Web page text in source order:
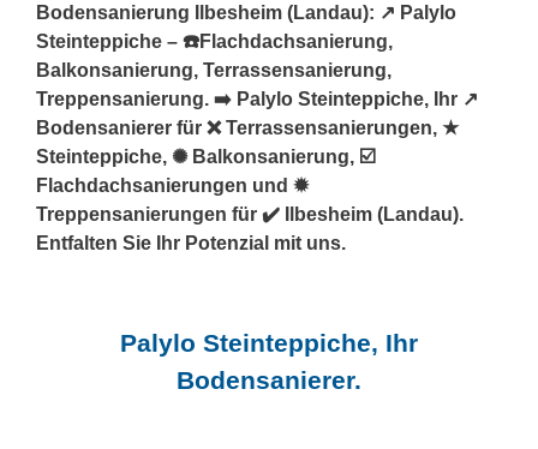
Bodensanierung Ilbesheim (Landau): ↗️ Palylo
Steinteppiche – ☎️Flachdachsanierung,
Balkonsanierung, Terrassensanierung,
Treppensanierung. ➡️ Palylo Steinteppiche, Ihr ↗️
Bodensanierer für ❌ Terrassensanierungen, ★
Steinteppiche, ✺ Balkonsanierung, ☑️
Flachdachsanierungen und ✹
Treppensanierungen für ✔️ Ilbesheim (Landau).
Entfalten Sie Ihr Potenzial mit uns.
Palylo Steinteppiche, Ihr
Bodensanierer.